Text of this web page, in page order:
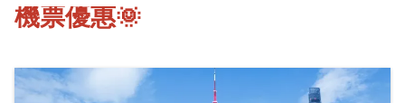
機票優惠🌞